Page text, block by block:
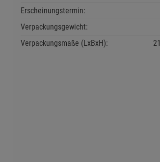
Erscheinungstermin:
Verpackungsgewicht:
Verpackungsmaße (LxBxH):
21